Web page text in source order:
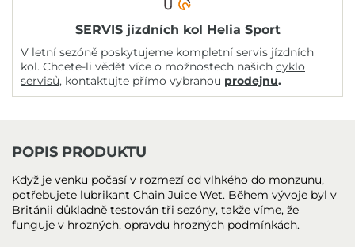
SERVIS jízdních kol Helia Sport
V letní sezóně poskytujeme kompletní servis jízdních
kol. Chcete-li vědět více o možnostech našich cyklo
servisů, kontaktujte přímo vybranou prodejnu.
POPIS PRODUKTU
Když je venku počasí v rozmezí od vlhkého do monzunu,
potřebujete lubrikant Chain Juice Wet. Během vývoje byl v
Británii důkladně testován tři sezóny, takže víme, že
funguje v hrozných, opravdu hrozných podmínkách.